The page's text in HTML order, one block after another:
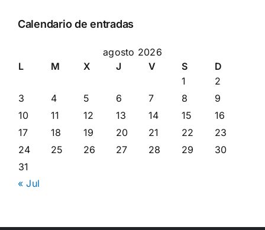
Calendario de entradas
agosto 2026
L
M X J V S
D
1
2
3
4 5 6 7 8
9
10
11 12 13 14 15
16
17
18 19 20 21 22
23
24
25 26 27 28 29
30
31
« Jul